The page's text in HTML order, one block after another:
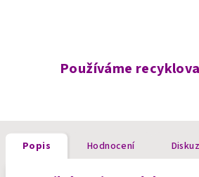
Používáme
Popis Hodnocení